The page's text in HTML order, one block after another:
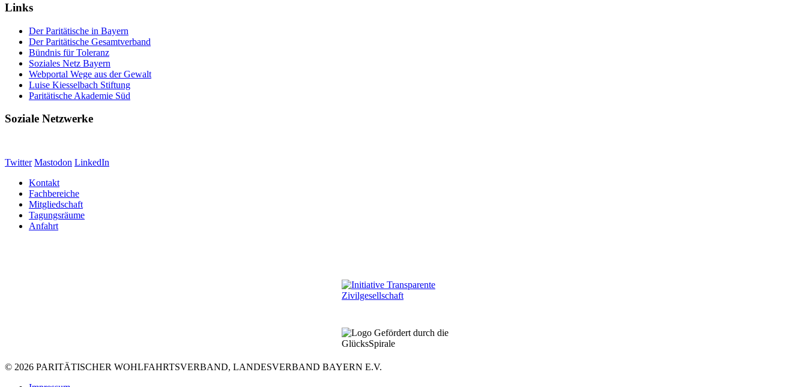
Links
Der Paritätische in Bayern
Der Paritätische Gesamtverband
Bündnis für Toleranz
Soziales Netz Bayern
Webportal Wege aus der Gewalt
Luise Kiesselbach Stiftung
Paritätische Akademie Süd
Soziale Netzwerke
Twitter Mastodon LinkedIn
Kontakt
Fachbereiche
Mitgliedschaft
Tagungsräume
Anfahrt
© 2026 PARITÄTISCHER WOHLFAHRTSVERBAND, LANDESVERBAND BAYERN E.V.